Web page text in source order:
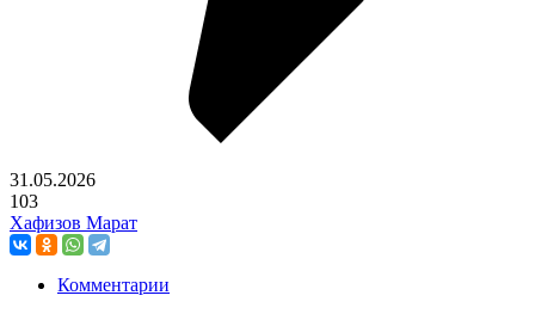
31.05.2026
103
Хафизов Марат
Комментарии